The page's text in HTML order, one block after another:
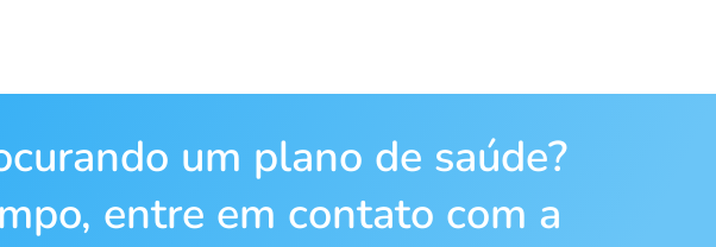
um plano de saúde?
entre em contato com a